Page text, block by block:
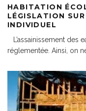
HABITATION
LÉGISLATION
INDIVIDUEL
L’assainissement des
réglementée. Ainsi, on